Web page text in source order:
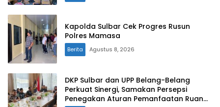
Kapolda Sulbar Cek Progres Rusun
Berita Agustus 8, 2026
DKP Sulbar dan UPP Belang-Belang
Perkuat Sinergi, Samakan Persepsi
Penegakan Aturan Pemanfaatan Ruang